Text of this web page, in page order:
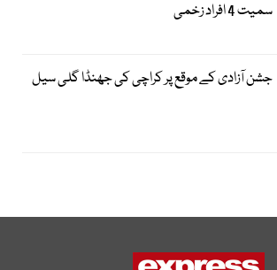
سمیت 4 افراد زخمی
جشن آزادی کے موقع پر کراچی کی جھنڈا گلی سیل